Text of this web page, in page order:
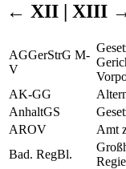
← XII | XIII
AGGerStrG M-
V
AK-GG
AnhaltGS
AROV
Amt
Bad. RegBl.